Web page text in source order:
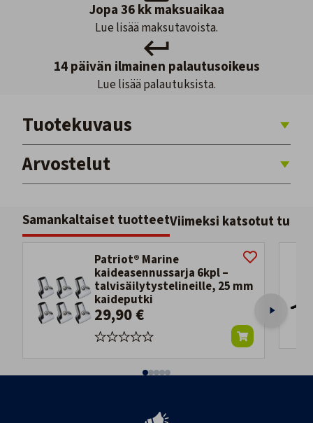
Jopa 36 kk maksuaikaa
Lue lisää maksutavoista.
14 päivän ilmainen palautusoikeus
Lue lisää palautuksista.
Tuotekuvaus
Arvostelut
Samankaltaiset tuotteetViimeksi katsotut
Patriot® Marine
kaideasennussarja 6kpl –
talvisäilytystelineille, 25 mm
kaideputki
29,90 €